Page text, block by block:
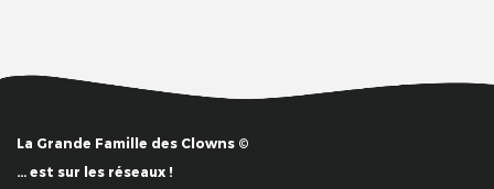
La Grande Famille des Clowns ©
… est sur les réseaux !